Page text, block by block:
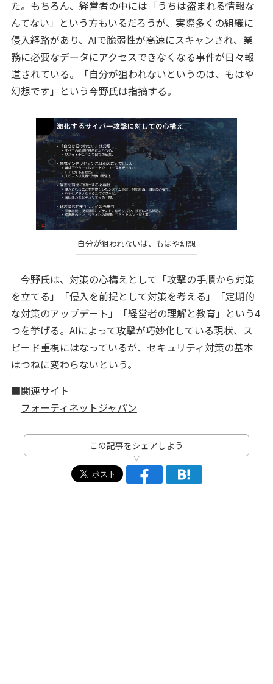
た。もちろん、経営者の中には「うちは盗まれる情報な
んてない」という方もいるだろうが、実際多くの組織に
侵入経路があり、AIで脆弱性が高速にスキャンされ、業
務に必要なデータにアクセスできなくなる事件が日々報
道されている。「自分が狙われないというのは、もはや
幻想です」という今野氏は指摘する。
自分が狙われないは、もはや幻想
今野氏は、対策の心構えとして「攻撃の手順から対策
を立てる」「侵入を前提として対策を考える」「定期的
な対策のアップデート」「経営者の理解と教育」という4
つを挙げる。AIによって攻撃が巧妙化している現状、ス
ピード重視にはなっているが、セキュリティ対策の基本
はつねに変わらないという。
■関連サイト
フォーティネットジャパン
この記事をシェアしよう